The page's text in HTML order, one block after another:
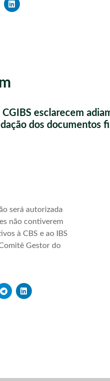
CGIBS esclarecem
dos documentos
será autorizada
não contiverem
à CBS e ao IBS
Gestor do